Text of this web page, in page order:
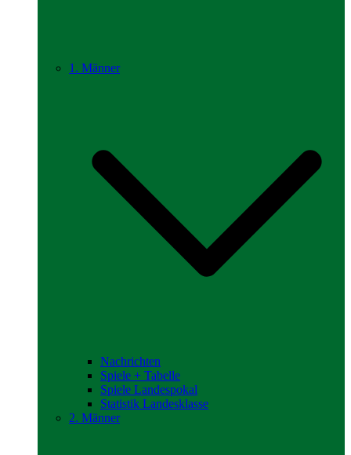
1. Männer
Nachrichten
Spiele + Tabelle
Spiele Landespokal
Statistik Landesklasse
2. Männer